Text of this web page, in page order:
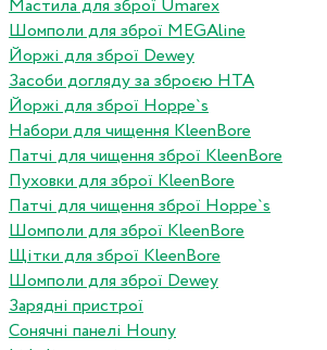
Мастила для зброї Umarex
Шомполи для зброї MEGAline
Йоржі для зброї Dewey
Засоби догляду за зброєю HTA
Йоржі для зброї Hoppe`s
Набори для чищення KleenBore
Патчі для чищення зброї KleenBore
Пуховки для зброї KleenBore
Патчі для чищення зброї Hoppe`s
Шомполи для зброї KleenBore
Щітки для зброї KleenBore
Шомполи для зброї Dewey
Зарядні пристрої
Сонячні панелі Houny